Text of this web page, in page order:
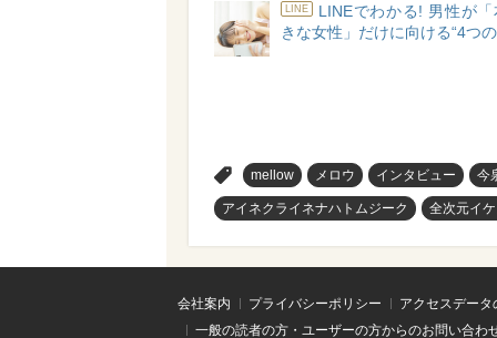
LINE
LINEでわかる! 男性が
きな女性」だけに向ける“4つ
mellow メロウ インタビュー 今
アイネクライネナハトムジーク 全次元イ
会社案内 プライバシーポリシー アクセスデー
一般の読者の方・ユーザーの方からのお問い合わ